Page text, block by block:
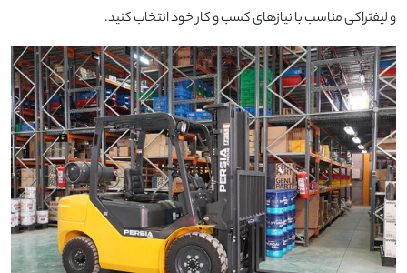
و لیفتراکی مناسب با نیازهای کسب‌ و کار خود انتخاب کنید.